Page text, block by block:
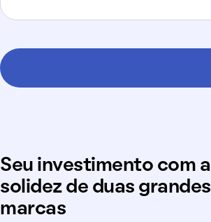
Seu investimento com a
solidez de duas grandes
marcas